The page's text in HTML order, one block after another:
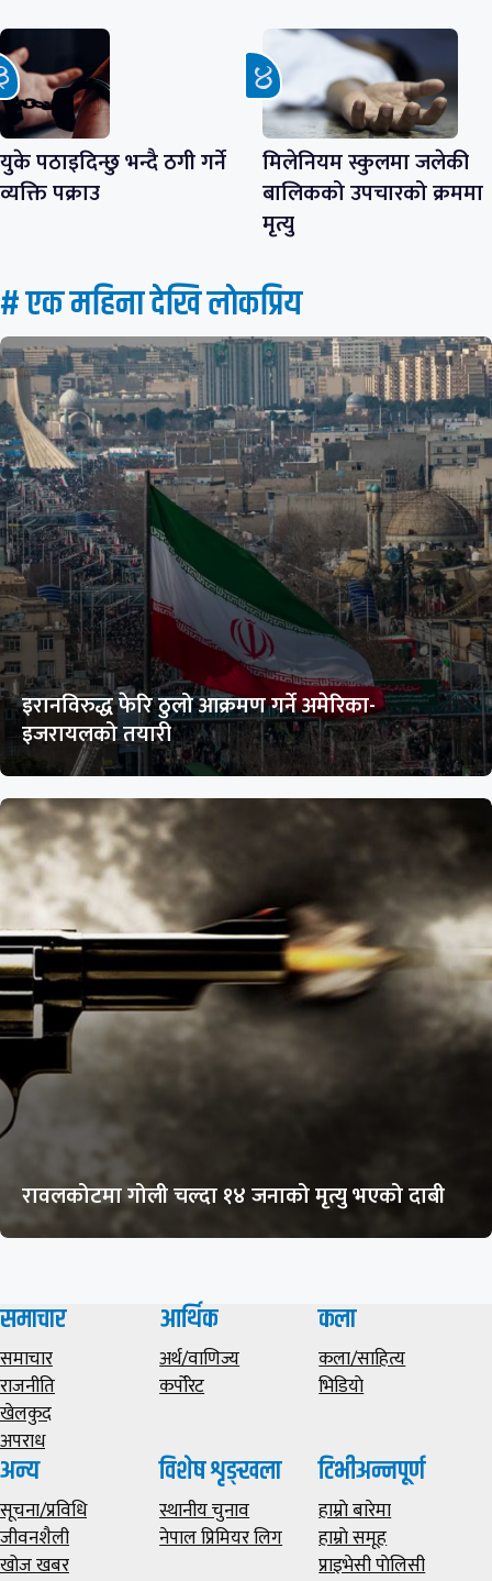
युके पठाइदिन्छु भन्दै ठगी गर्ने
व्यक्ति पक्राउ
मिलेनियम स्कुलमा जलेकी
बालिकको उपचारको क्रममा
मृत्यु
# एक महिना देखि लाेकप्रिय
इरानविरुद्ध फेरि ठुलो आक्रमण गर्ने अमेरिका-
इजरायलको तयारी
रावलकोटमा गोली चल्दा १४ जनाको मृत्यु भएको दाबी
समाचार
समाचार
राजनीति
खेलकुद
अपराध
आर्थिक
अर्थ/वाणिज्य
कर्पोरेट
कला
कला/साहित्य
भिडियाे
अन्य
सूचना/प्रविधि
जीवनशैली
खोज खबर
विशेष शृङ्खला
स्थानीय चुनाव
नेपाल प्रिमियर लिग
टिभीअन्नपूर्ण
हाम्राे बारेमा
हाम्राे समूह
प्राइभेसी पाेलिसी